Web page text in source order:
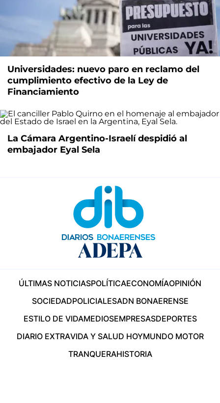
Universidades: nuevo paro en reclamo del
cumplimiento efectivo de la Ley de
Financiamiento
La Cámara Argentino-Israelí despidió al
embajador Eyal Sela
ÚLTIMAS NOTICIASPOLÍTICAECONOMÍAOPINIÓN
SOCIEDADPOLICIALESADN BONAERENSE
ESTILO DE VIDAMEDIOSEMPRESASDEPORTES
DIARIO EXTRAVIDA Y SALUD HOYMUNDO MOTOR
TRANQUERAHISTORIA